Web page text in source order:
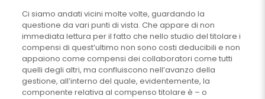
Ci siamo andati vicini molte volte, guardando la
questione da vari punti di vista. Che appare di non
immediata lettura per il fatto che nello studio del titolare i
compensi di quest’ultimo non sono costi deducibili e non
appaiono come compensi dei collaboratori come tutti
quelli degli altri, ma confluiscono nell’avanzo della
gestione, all’interno del quale, evidentemente, la
componente relativa al compenso titolare è – o